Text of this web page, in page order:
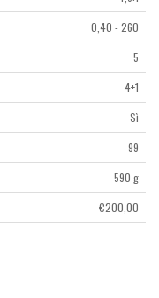
0,40 - 260
5
4+1
Sì
99
590 g
€200,00